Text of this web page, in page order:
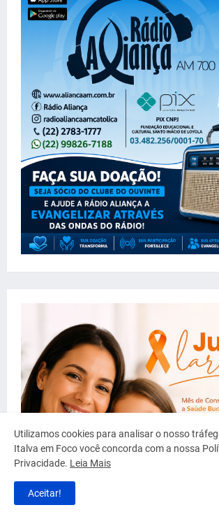
Utilizamos cookies para analisar o nosso
Italva em Foco você concorda com a nossa
Privacidade. Leia Mais
Aceitar!